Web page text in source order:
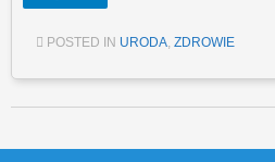
POSTED IN URODA, ZDROWIE
Post navigation